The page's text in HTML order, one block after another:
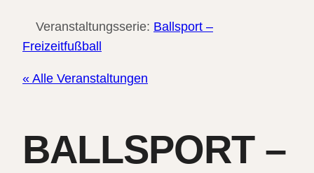
Veranstaltungsserie: Ballsport –
Freizeitfußball
« Alle Veranstaltungen
BALLSPORT –